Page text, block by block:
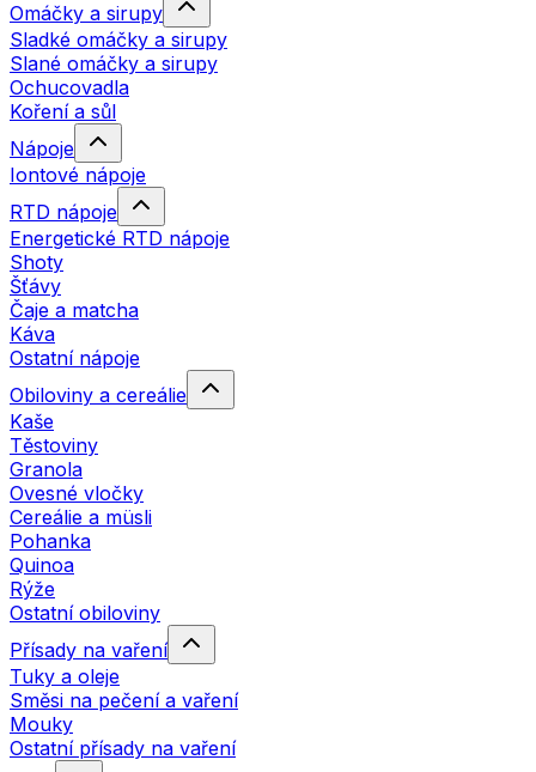
Omáčky a sirupy
Sladké omáčky a sirupy
Slané omáčky a sirupy
Ochucovadla
Koření a sůl
Nápoje
Iontové nápoje
RTD nápoje
Energetické RTD nápoje
Shoty
Šťávy
Čaje a matcha
Káva
Ostatní nápoje
Obiloviny a cereálie
Kaše
Těstoviny
Granola
Ovesné vločky
Cereálie a müsli
Pohanka
Quinoa
Rýže
Ostatní obiloviny
Přísady na vaření
Tuky a oleje
Směsi na pečení a vaření
Mouky
Ostatní přísady na vaření